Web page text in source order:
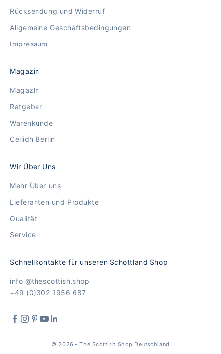
Rücksendung und Widerruf
Allgemeine Geschäftsbedingungen
Impressum
Magazin
Magazin
Ratgeber
Warenkunde
Ceilidh Berlin
Wir Über Uns
Mehr Über uns
Lieferanten und Produkte
Qualität
Service
Schnellkontakte für unseren Schottland Shop
info @thescottish.shop
+49 (0)302 1956 687
© 2026 - The Scottish Shop Deutschland